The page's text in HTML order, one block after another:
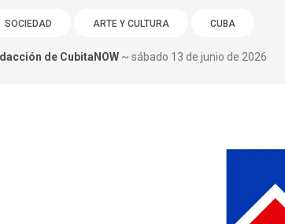
SOCIEDAD ARTE Y CULTURA CUBA
de CubitaNOW ~ sábado 13 de junio de 2026